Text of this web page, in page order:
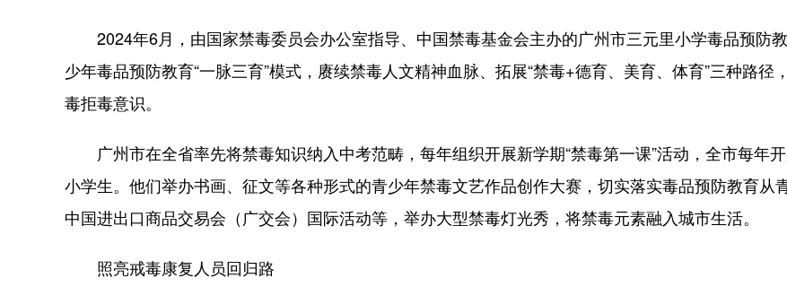
2024年6月，由国家禁毒委员会办公室指导、中国禁毒基金会主办的广州市三元里小学毒品预防
少年毒品预防教育“一脉三育”模式，赓续禁毒人文精神血脉、拓展“禁毒+德育、美育、体育”三种路
毒拒毒意识。
广州市在全省率先将禁毒知识纳入中考范畴，每年组织开展新学期“禁毒第一课”活动，全市每年
小学生。他们举办书画、征文等各种形式的青少年禁毒文艺作品创作大赛，切实落实毒品预防教育从
中国进出口商品交易会（广交会）国际活动等，举办大型禁毒灯光秀，将禁毒元素融入城市生活。
照亮戒毒康复人员回归路